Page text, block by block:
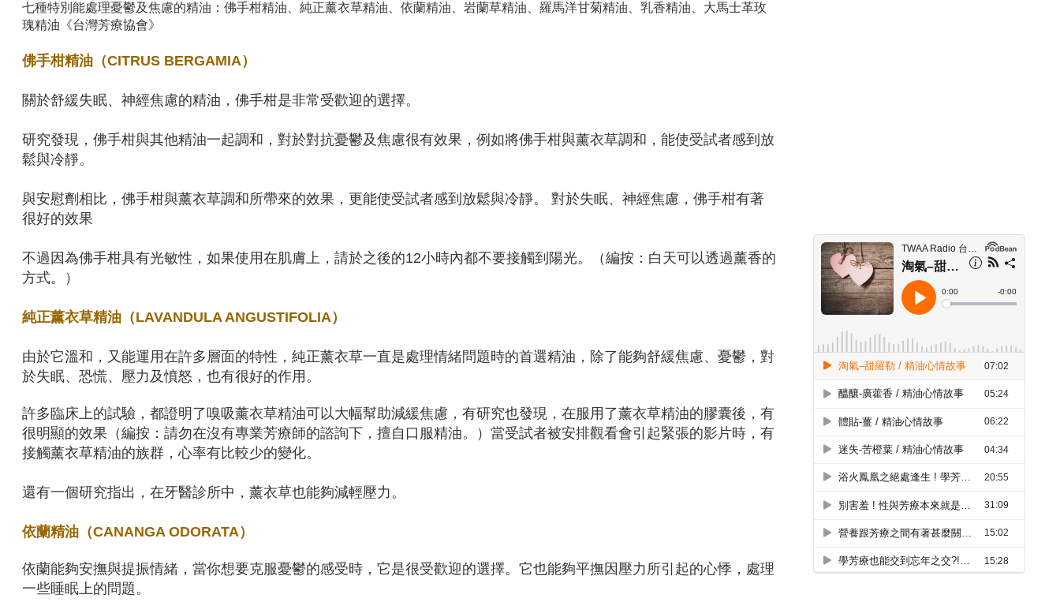
七種特別能處理憂鬱及焦慮的精油：佛手柑精油、純正薰衣草精油、依蘭精油、岩蘭草精油、羅馬洋甘菊精油、乳香精油、大馬士革玫
瑰精油《台灣芳療協會》
佛手柑精油（CITRUS BERGAMIA）
關於舒緩失眠、神經焦慮的精油，佛手柑是非常受歡迎的選擇。
研究發現，佛手柑與其他精油一起調和，對於對抗憂鬱及焦慮很有效果，例如將佛手柑與薰衣草調和，能使受試者感到放
鬆與冷靜。
與安慰劑相比，佛手柑與薰衣草調和所帶來的效果，更能使受試者感到放鬆與冷靜。 對於失眠、神經焦慮，佛手柑有著
很好的效果
不過因為佛手柑具有光敏性，如果使用在肌膚上，請於之後的12小時內都不要接觸到陽光。（編按：白天可以透過薰香的
方式。）
純正薰衣草精油（LAVANDULA ANGUSTIFOLIA）
由於它溫和，又能運用在許多層面的特性，純正薰衣草一直是處理情緒問題時的首選精油，除了能夠舒緩焦慮、憂鬱，對
於失眠、恐慌、壓力及憤怒，也有很好的作用。
許多臨床上的試驗，都證明了嗅吸薰衣草精油可以大幅幫助減緩焦慮，有研究也發現，在服用了薰衣草精油的膠囊後，有
很明顯的效果（編按：請勿在沒有專業芳療師的諮詢下，擅自口服精油。）當受試者被安排觀看會引起緊張的影片時，有
接觸薰衣草精油的族群，心率有比較少的變化。
還有一個研究指出，在牙醫診所中，薰衣草也能夠減輕壓力。
依蘭精油（CANANGA ODORATA）
依蘭能夠安撫與提振情緒，當你想要克服憂鬱的感受時，它是很受歡迎的選擇。它也能夠平撫因壓力所引起的心悸，處理
一些睡眠上的問題。